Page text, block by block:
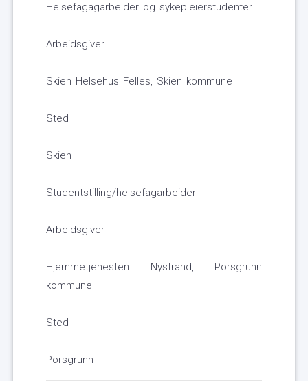
Helsefagagarbeider og sykepleierstudenter
Arbeidsgiver
Skien Helsehus Felles, Skien kommune
Sted
Skien
Studentstilling/helsefagarbeider
Arbeidsgiver
Hjemmetjenesten Nystrand, Porsgrunn
kommune
Sted
Porsgrunn